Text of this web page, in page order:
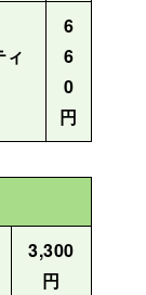
ィ
6
6
0
円
3,300
円